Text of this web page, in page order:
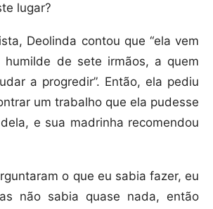
lugar?
Deolinda contou que “ela vem
humilde de sete irmãos, a quem
a progredir”. Então, ela pediu
um trabalho que ela pudesse
e sua madrinha recomendou
o que eu sabia fazer, eu
não sabia quase nada, então